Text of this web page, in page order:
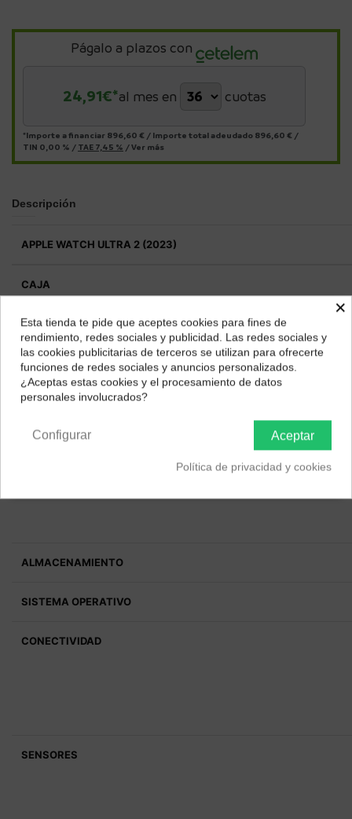
Págalo a plazos con
24,91€*al mes en cuotas
*Importe a financiar 896,60 € / Importe total adeudado 896,60 € /
TIN 0,00 % / TAE 7,45 % /Ver más
Descripción
APPLE WATCH ULTRA 2 (2023)
CAJA
PANTALLA
ALMACENAMIENTO
SISTEMA OPERATIVO
CONECTIVIDAD
SENSORES
¿Dónde deseas recibir tu pedido?
Selecciona tu ubicación para mostrarte los precios e
impuestos correctos para tu región.
×
Esta tienda te pide que aceptes cookies para fines de
rendimiento, redes sociales y publicidad. Las redes sociales y
las cookies publicitarias de terceros se utilizan para ofrecerte
funciones de redes sociales y anuncios personalizados.
¿Aceptas estas cookies y el procesamiento de datos
personales involucrados?
Aceptar
Configurar
Política de privacidad y cookies